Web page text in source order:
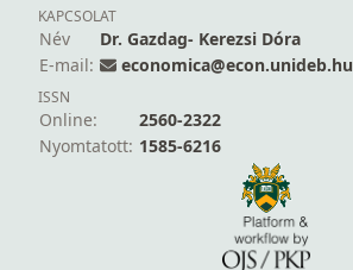
KAPCSOLAT
Név
Dr. Gazdag- Kerezsi Dóra
E-mail:
economica@econ.unideb.hu
ISSN
Online:
2560-2322
Nyomtatott: 1585-6216